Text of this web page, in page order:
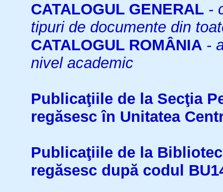
CATALOGUL GENERAL -
tipuri de documente din
CATALOGUL ROMÂNIA -
nivel academic
Publicaţiile de la Secţia
regăsesc în Unitatea
Publicaţiile de la
regăsesc după codul